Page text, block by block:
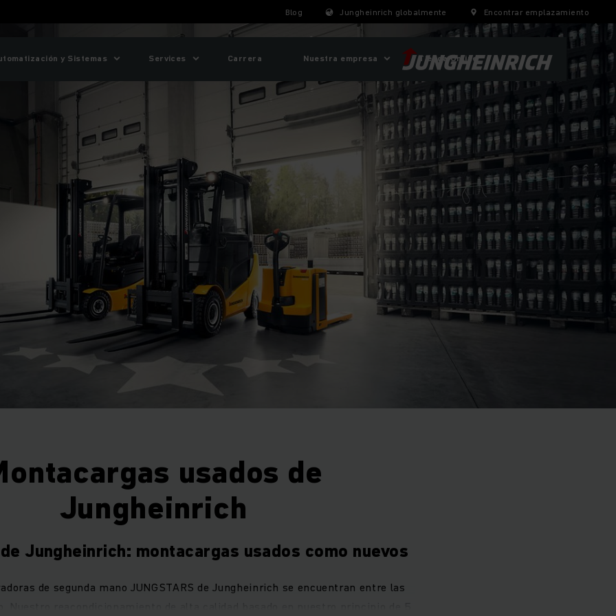
Blog Jungheinrich globalmente Encontrar emplazamiento
y Sistemas Services Carrera Nuestra empresa Tienda Online
usados de
Jungheinrich
de Jungheinrich: montacargas usados como nuevos
de segunda mano JUNGSTARS de Jungheinrich se encuentran entre las